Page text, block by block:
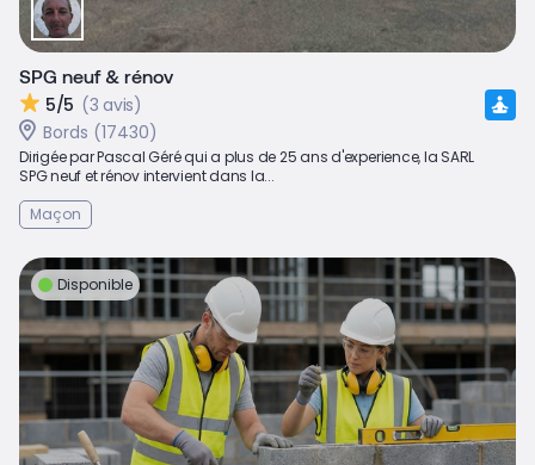
SPG neuf & rénov
5/5 (3 avis)
Bords (17430)
Dirigée par Pascal Géré qui a plus de 25 ans d'experience, la SARL
SPG neuf et rénov intervient dans la...
Maçon
Disponible